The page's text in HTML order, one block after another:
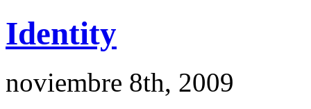
Identity
noviembre 8th, 2009